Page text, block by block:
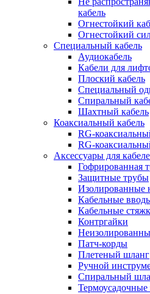
кабель
Огнестойкий
Огнестойкий
Специальный кабель
Аудиокабель
Кабели для
Плоский кабель
Специальный
Спиральный
Шахтный кабель
Коаксиальный кабель
RG-
RG-
Аксессуары для
Гофрированная
Защитные трубы
Изолированные
Кабельные
Кабельные
Контргайки
Патч-корды
Плетеный шланг
Ручной
Спиральный
Термоусадочные